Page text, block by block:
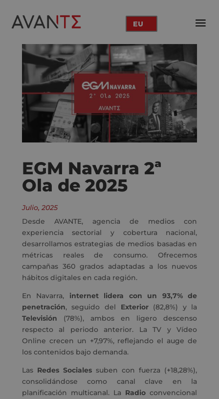
EU
EGM Navarra 2ª
Ola de 2025
Julio, 2025
Desde AVANTE, agencia de medios con
experiencia sectorial y cobertura nacional,
desarrollamos estrategias de medios basadas en
métricas reales de consumo. Ofrecemos
campañas 360 grados adaptadas a los nuevos
hábitos digitales en cada región.
En Navarra, internet lidera con un 93,7% de
penetración, seguido del Exterior(82,8%) y la
Televisión (78%), ambos en ligero descenso
respecto al periodo anterior. La TV y Vídeo
Online crecen un +7,97%, reflejando el auge de
los contenidos bajo demanda.
Las Redes Socialessuben con fuerza (+18,28%),
consolidándose como canal clave en la
planificación multicanal. La Radio convencional